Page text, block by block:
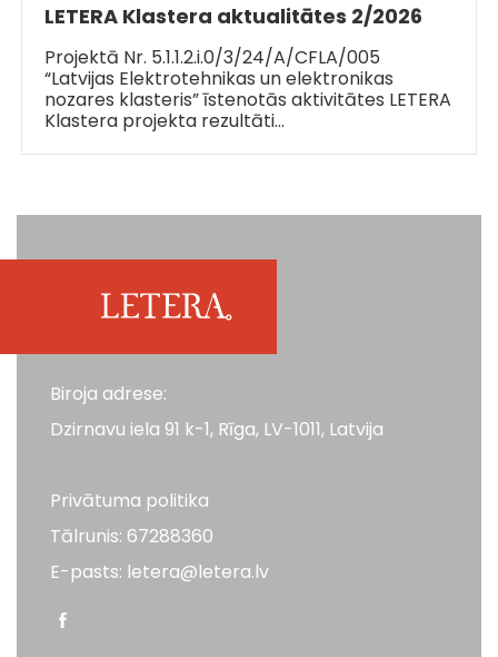
LETERA Klastera aktualitātes 2/2026
Projektā Nr. 5.1.1.2.i.0/3/24/A/CFLA/005
“Latvijas Elektrotehnikas un elektronikas
nozares klasteris” īstenotās aktivitātes LETERA
Klastera projekta rezultāti…
Biroja adrese:
Dzirnavu iela 91 k-1, Rīga, LV-1011, Latvija
Privātuma politika
Tālrunis: 67288360
E-pasts: letera@letera.lv